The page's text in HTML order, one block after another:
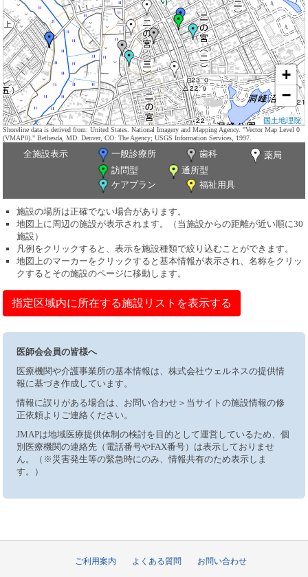
+
−
国土地理院
Shoreline data is derived from: United States. National Imagery and Mapping Agency. "Vector Map Level 0
(VMAP0)." Bethesda, MD: Denver, CO: The Agency; USGS Information Services, 1997.
全施設表示 一般診療所 歯科
薬局
訪問型
通所型
ケアプラン
福祉用具
施設の場所は正確でない場合があります。
地図上に周辺の施設が表示されます。（当施設からの距離が近い順に30
施設）
凡例をクリックすると、表示を施設種類で絞り込むことができます。
地図上のマーカーをクリックすると基本情報が表示され、名称をクリッ
クするとその施設のページに移動します。
指定区域内に所在する施設リストを表示する
医師会会員の皆様へ
医療機関や介護事業所の基本情報は、株式会社ウェルネスの提供情
報に基づき作成しています。
情報に誤りがある場合は、お問い合わせ＞当サイトの施設情報の修
正依頼よりご連絡ください。
JMAPは地域医療提供体制の検討を目的として運営しているため、個
別医療機関の連絡先（電話番号やFAX番号）は表示しておりませ
ん。（※災害発生等の緊急時にのみ、情報共有のため表示しま
す。）
ご利用案内 よくある質問 お問い合わせ